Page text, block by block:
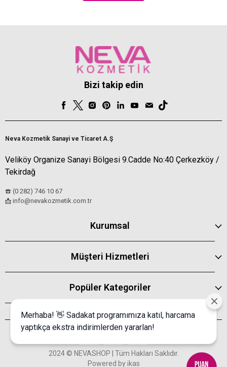
Bizi takip edin
Neva Kozmetik Sanayi ve Ticaret A.Ş
Veliköy Organize Sanayi Bölgesi 9.Cadde No:40 Çerkezköy /
Tekirdağ
☎️ (0 282) 746 10 67
📩 info@nevakozmetik.com.tr
Kurumsal
Müşteri Hizmetleri
Popüler Kategoriler
2024 © NEVASHOP | Tüm Hakları Saklıdır.
Powered by ikas
Merhaba! 👋 Sadakat programımıza katıl, harcama
yaptıkça ekstra indirimlerden yararlan!